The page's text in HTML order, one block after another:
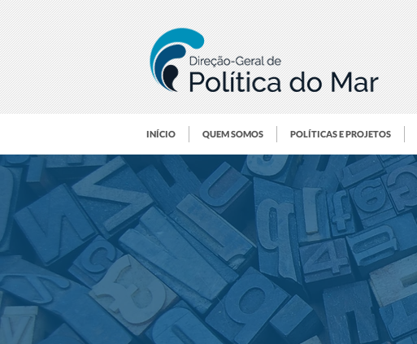
INÍCIO QUEM SOMOS POLÍTICAS E PROJETOS